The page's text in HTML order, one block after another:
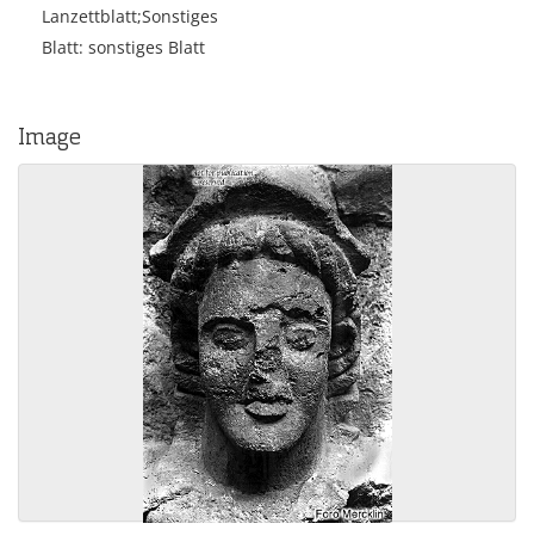
Lanzettblatt;Sonstiges
Blatt: sonstiges Blatt
Image